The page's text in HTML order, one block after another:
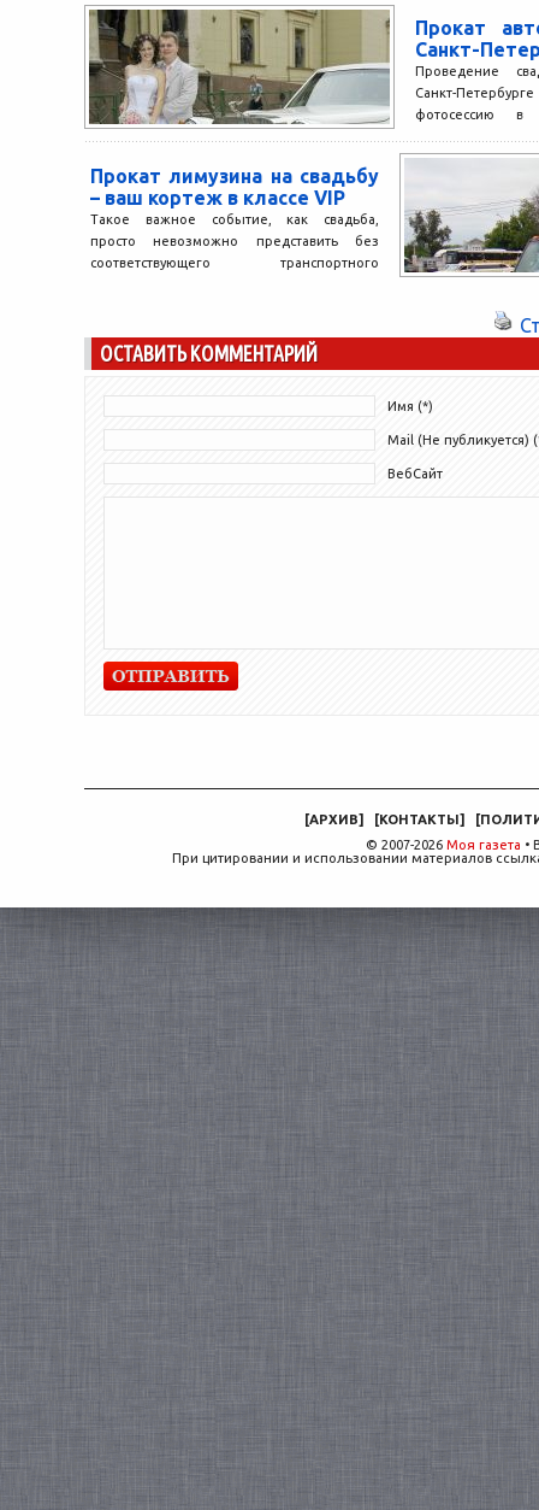
Прокат
Санкт-
Проведение
Санкт-
фотосессию в
роскошных
Прокат лимузина на свадьбу
– ваш кортеж в классе VIP
Такое важное событие, как свадьба,
просто невозможно представить без
соответствующего транспортного
ОСТАВИТЬ КОММЕНТАРИЙ
Имя (*)
Mail (Не публикуется)
ВебСайт
[АРХИВ] [КОНТАКТЫ] [
© 2007-2026 Моя газета •
При цитировании и использовании материалов